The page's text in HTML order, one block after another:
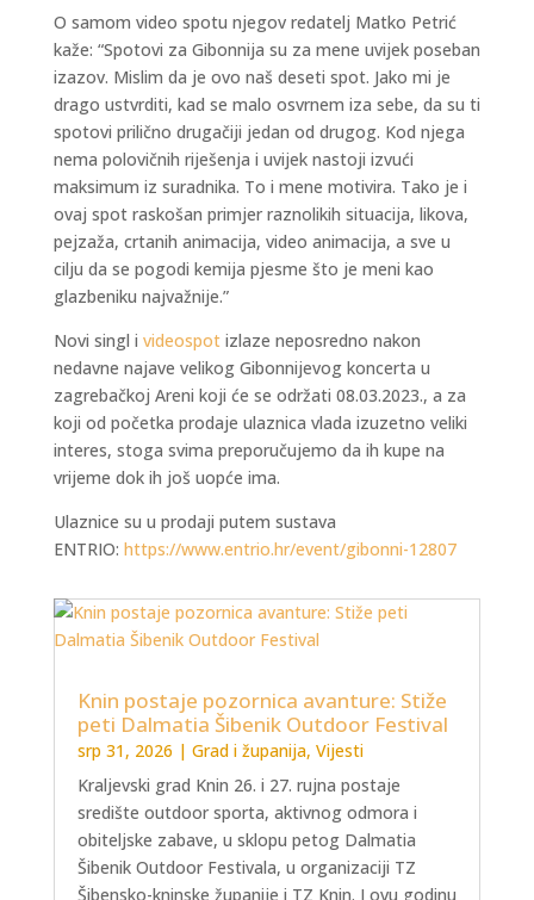
O samom video spotu njegov redatelj Matko Petrić
kaže: “Spotovi za Gibonnija su za mene uvijek poseban
izazov. Mislim da je ovo naš deseti spot. Jako mi je
drago ustvrditi, kad se malo osvrnem iza sebe, da su ti
spotovi prilično drugačiji jedan od drugog. Kod njega
nema polovičnih riješenja i uvijek nastoji izvući
maksimum iz suradnika. To i mene motivira. Tako je i
ovaj spot raskošan primjer raznolikih situacija, likova,
pejzaža, crtanih animacija, video animacija, a sve u
cilju da se pogodi kemija pjesme što je meni kao
glazbeniku najvažnije.”
Novi singl i videospotizlaze neposredno nakon
nedavne najave velikog Gibonnijevog koncerta u
zagrebačkoj Areni koji će se održati 08.03.2023., a za
koji od početka prodaje ulaznica vlada izuzetno veliki
interes, stoga svima preporučujemo da ih kupe na
vrijeme dok ih još uopće ima.
Ulaznice su u prodaji putem sustava
ENTRIO: https://www.entrio.hr/event/gibonni-12807
Knin postaje pozornica avanture: Stiže
peti Dalmatia Šibenik Outdoor Festival
srp 31, 2026 | Grad i županija, Vijesti
Kraljevski grad Knin 26. i 27. rujna postaje
središte outdoor sporta, aktivnog odmora i
obiteljske zabave, u sklopu petog Dalmatia
Šibenik Outdoor Festivala, u organizaciji TZ
Šibensko-kninske županije i TZ Knin. I ovu godinu